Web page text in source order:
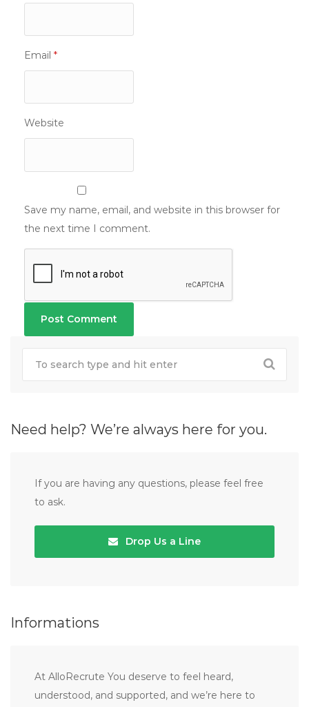
Email *
Website
Save my name, email, and website in this browser for
the next time I comment.
Need help? We’re always here for you.
If you are having any questions, please feel free
to ask.
Drop Us a Line
Informations
At AlloRecrute You deserve to feel heard,
understood, and supported, and we’re here to